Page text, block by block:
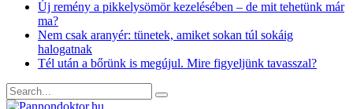
Új remény a pikkelysömör kezelésében – de mit tehetünk már
ma?
Nem csak aranyér: tünetek, amiket sokan túl sokáig
halogatnak
Tél után a bőrünk is megújul. Mire figyeljünk tavasszal?